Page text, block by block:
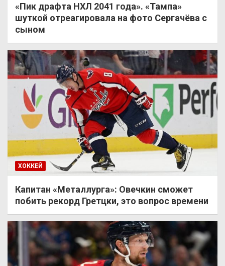
«Пик драфта НХЛ 2041 года». «Тампа»
шуткой отреагировала на фото Сергачёва с
сыном
ХОККЕЙ
Капитан «Металлурга»: Овечкин сможет
побить рекорд Гретцки, это вопрос времени